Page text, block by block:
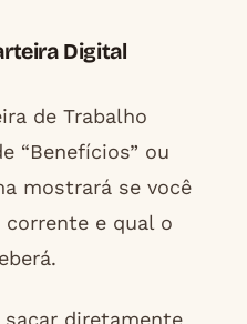
Digital
de Trabalho
“Benefícios” ou
mostrará se você
e qual o
sacar diretamente